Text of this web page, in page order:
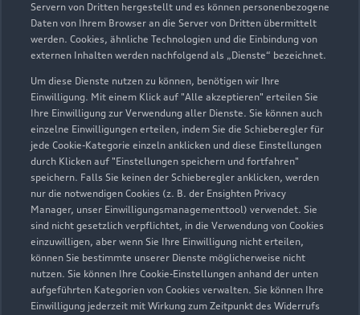
Servern von Dritten hergestellt und es können personenbezogene
Daten von Ihrem Browser an die Server von Dritten übermittelt
werden. Cookies, ähnliche Technologien und die Einbindung von
externen Inhalten werden nachfolgend als „Dienste“ bezeichnet.
Um diese Dienste nutzen zu können, benötigen wir Ihre
Einwilligung. Mit einem Klick auf "Alle akzeptieren" erteilen Sie
Ihre Einwilligung zur Verwendung aller Dienste. Sie können auch
einzelne Einwilligungen erteilen, indem Sie die Schieberegler für
jede Cookie-Kategorie einzeln anklicken und diese Einstellungen
durch Klicken auf "Einstellungen speichern und fortfahren"
speichern. Falls Sie keinen der Schieberegler anklicken, werden
nur die notwendigen Cookies (z. B. der Ensighten Privacy
Manager, unser Einwilligungsmanagementtool) verwendet. Sie
sind nicht gesetzlich verpflichtet, in die Verwendung von Cookies
einzuwilligen, aber wenn Sie Ihre Einwilligung nicht erteilen,
können Sie bestimmte unserer Dienste möglicherweise nicht
nutzen. Sie können Ihre Cookie-Einstellungen anhand der unten
aufgeführten Kategorien von Cookies verwalten. Sie können Ihre
Einwilligung jederzeit mit Wirkung zum Zeitpunkt des Widerrufs
Zur Reparatur